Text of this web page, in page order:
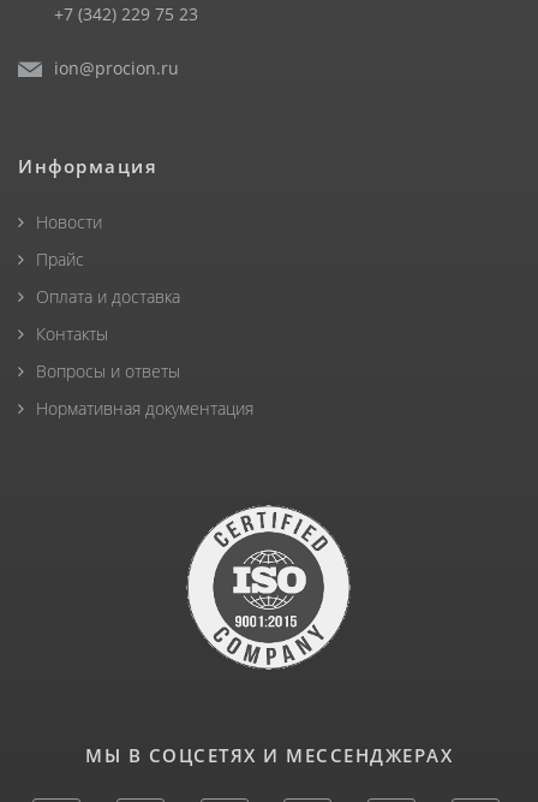
+7 (342) 229 75 23
ion@procion.ru
Информация
Новости
Прайс
Оплата и доставка
Контакты
Вопросы и ответы
Нормативная документация
МЫ В СОЦСЕТЯХ И МЕССЕНДЖЕРАХ